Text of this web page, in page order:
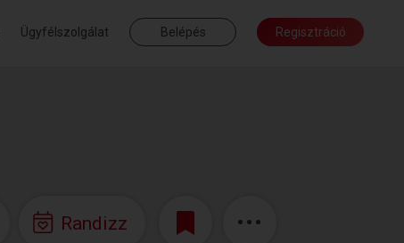
Ügyfélszolgálat Belépés Regisztráció
Randizz